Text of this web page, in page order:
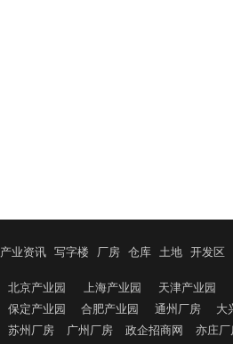
产业资讯 写字楼 厂房 仓库 土地 开发区
北京产业园 上海产业园
天津产业园
保定产业园
合肥产业园 通州厂房
大
苏州厂房
广州厂房 政企招商网 亦庄厂